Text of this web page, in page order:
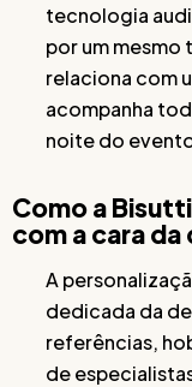
tecnologia
por um mesmo
relaciona com
acompanha
noite do
Como a
com a cara
A
dedicada da
referências,
de